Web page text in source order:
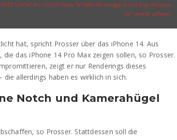
FIRST LOOK! No notch! New TITANIUM design! Don't buy iPhone
13!“ direkt öffnen
hat, spricht Prosser über das iPhone 14. Aus
das iPhone 14 Pro Max zeigen sollen, so Prosser.
zeigt er nur Renderings dieses
allerdings haben es wirklich in sich.
Notch und Kamerahügel
so Prosser. Stattdessen soll die